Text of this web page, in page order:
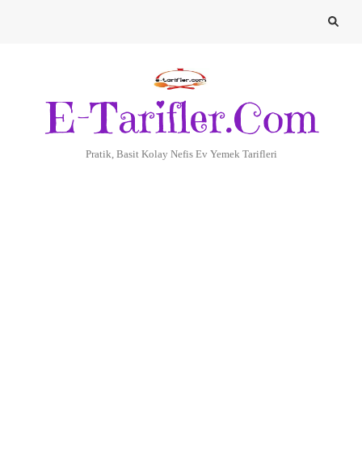
E-Tarifler.Com
Pratik, Basit Kolay Nefis Ev Yemek Tarifleri